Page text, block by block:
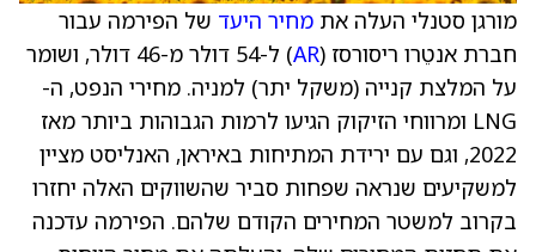
מורגן סטנלי העלה את מחיר היעד של הפירמה עבור
חברת אנטֵרו ריסורסז (AR
) ל-54 דולר מ-46 דולר, ושומר
על המלצת קנייה (משקל יתר) למניה. מחירי הנפט, ה-
LNG ומרווחי הזיקוק הגיעו לרמות הגבוהות ביותר מאז
2022, וגם עם ירידת המתיחות באיראן, האנליסט מציין
למשקיעים שנראה שפחות סביר שהשווקים האלה יחזרו
בקרוב למשטר המחירים הקודם שלהם. הפירמה עדכנה